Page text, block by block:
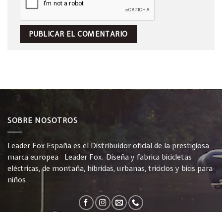
SOBRE NOSOTROS
Leader Fox España es el Distribuidor oficial de la prestigiosa
marca europea Leader Fox. Diseña y fabrica bicicletas
eléctricas, de montaña, híbridas, urbanas, triciclos y bicis para
niños.